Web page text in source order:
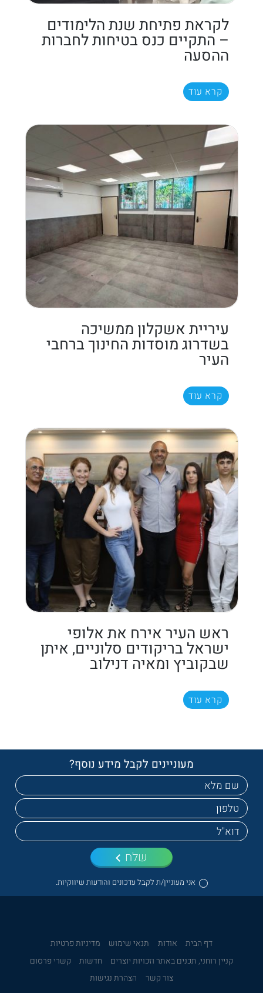
לקראת פתיחת שנת הלימודים
– התקיים כנס בטיחות לחברות
ההסעה
קרא עוד
עיריית אשקלון ממשיכה
בשדרוג מוסדות החינוך ברחבי
העיר
קרא עוד
ראש העיר אירח את אלופי
ישראל בריקודים סלוניים, איתן
שבקוביץ ומאיה דנילוב
קרא עוד
מעוניינים לקבל מידע נוסף?
אני מעוניין/ת לקבל עדכונים והודעות שיווקיות.
שלח
דף הבית אודות תנאי שימוש
מדיניות פרטיות
קניין רוחני, תכנים באתר וזכויות יוצרים
חדשות
קשרי פרסום
צור קשר
הצהרת נגישות